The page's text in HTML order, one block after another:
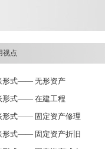
视点
形式—— 无形资产
形式—— 在建工程
形式—— 固定资产修理
形式—— 固定资产折旧